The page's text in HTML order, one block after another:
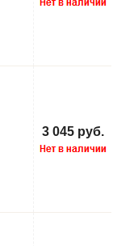
3 045 руб.